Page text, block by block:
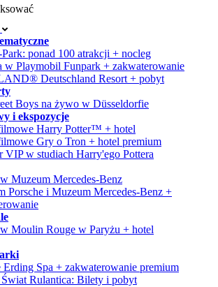
ponad 100 atrakcji + nocleg
w Playmobil Funpark + zakwaterowanie
Deutschland Resort + pobyt
Boys na żywo w Düsseldorfie
i ekspozycje
Harry Potter™ + hotel
Gry o Tron + hotel premium
VIP w studiach Harry'ego Pottera
Muzeum Mercedes-Benz
Porsche i Muzeum Mercedes-Benz +
Moulin Rouge w Paryżu + hotel
Erding Spa + zakwaterowanie premium
Rulantica: Bilety i pobyt